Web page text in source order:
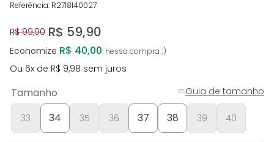
Referência: R2718140027
R$ 99,90 R$ 59,90
Economize R$ 40,00
Ou 6x de R$ 9,98 sem juros
Tamanho
33 34 35 36 37 38 39 40
Guia de tamanho